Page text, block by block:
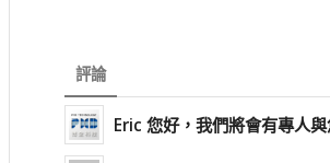
評論
Eric 您好，我們將會有專人